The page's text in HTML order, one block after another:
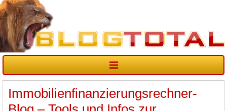
Immobilienfinanzierungsrechner-